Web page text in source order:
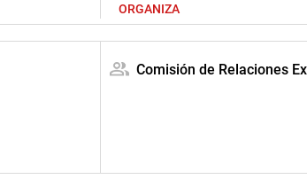
ORGANIZA
Comisión de Relaciones